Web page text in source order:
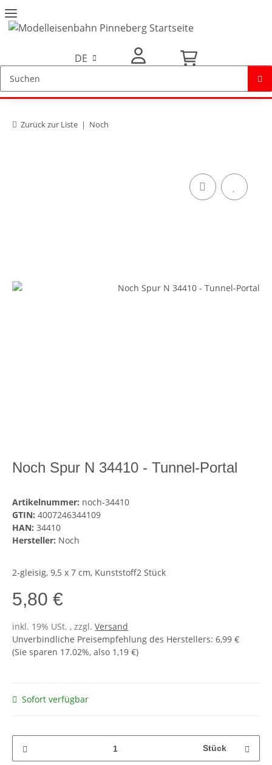
DE
Zurück zur Liste Noch
Noch Spur N 34410 - Tunnel-Portal
Artikelnummer: noch-34410
GTIN: 4007246344109
HAN: 34410
Hersteller: Noch
2-gleisig, 9,5 x 7 cm, Kunststoff2 Stück
5,80 €
inkl. 19% USt. , zzgl.Versand
Unverbindliche Preisempfehlung des Herstellers:6,99 €
(Sie sparen 17.02%, also 1,19 €)
Sofort verfügbar
Stück